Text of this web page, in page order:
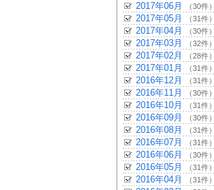
2017年06月 （30件）
2017年05月 （31件）
2017年04月 （30件）
2017年03月 （32件）
2017年02月 （28件）
2017年01月 （31件）
2016年12月 （31件）
2016年11月 （30件）
2016年10月 （31件）
2016年09月 （30件）
2016年08月 （31件）
2016年07月 （31件）
2016年06月 （30件）
2016年05月 （31件）
2016年04月 （31件）